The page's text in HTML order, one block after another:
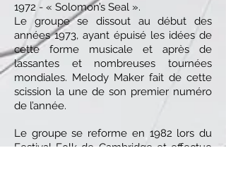
1972 - « Solomon’s Seal ».
Le groupe se dissout au début des
années 1973, ayant épuisé les idées de
cette forme musicale et après de
lassantes et nombreuses tournées
mondiales. Melody Maker fait de cette
scission la une de son premier numéro
de l’année.
Le groupe se reforme en 1982 lors du
Festival Folk de Cambridge et effectue